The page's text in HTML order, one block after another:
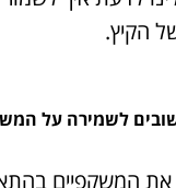
הקיץ.
לשמירה על
את המשקפיים